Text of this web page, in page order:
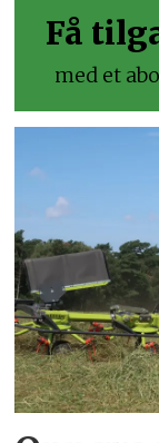
Få
med et